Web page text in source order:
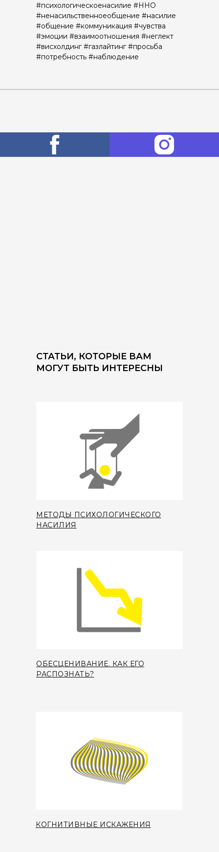
#психологическоенасилие #ННО
#ненасильственноеобщение #насилие
#общение #коммуникация #чувства
#эмоции #взаимоотношения #неглект
#висхолдинг #газлайтинг #просьба
#потребность #наблюдение
МЕТОДЫ ПСИХОЛОГИЧЕСКОГО
НАСИЛИЯ
ОБЕСЦЕНИВАНИЕ. КАК ЕГО
РАСПОЗНАТЬ?
КОГНИТИВНЫЕ ИСКАЖЕНИЯ
СТАТЬИ, КОТОРЫЕ ВАМ
МОГУТ БЫТЬ ИНТЕРЕСНЫ